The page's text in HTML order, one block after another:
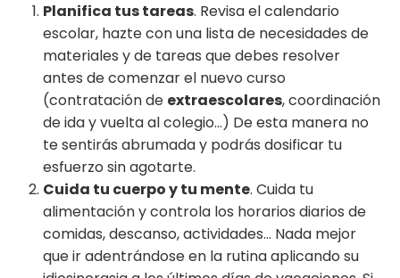
Planifica tus tareas. Revisa el calendario
escolar, hazte con una lista de necesidades de
materiales y de tareas que debes resolver
antes de comenzar el nuevo curso
(contratación de extraescolares, coordinación
de ida y vuelta al colegio…) De esta manera no
te sentirás abrumada y podrás dosificar tu
esfuerzo sin agotarte.
Cuida tu cuerpo y tu mente. Cuida tu
alimentación y controla los horarios diarios de
comidas, descanso, actividades… Nada mejor
que ir adentrándose en la rutina aplicando su